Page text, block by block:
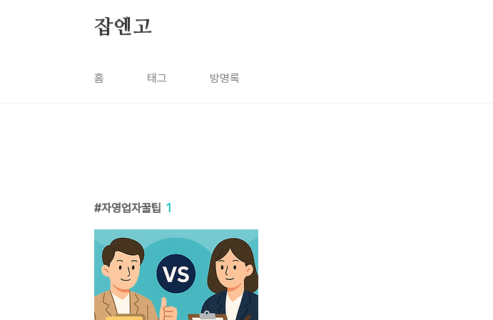
잡엔고
홈 태그 방명록
자영업자꿀팁 1